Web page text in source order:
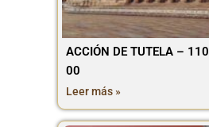
ACCIÓN DE TUTELA –
00
Leer más »